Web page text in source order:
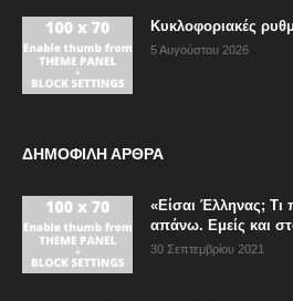
Κυκλοφοριακές
5 Αυγούστου 2026
ΔΗΜΟΦΙΛΗ ΑΡΘΡΑ
«Είσαι Έλληνας;
απάνω. Εμείς και
30 Σεπτεμβρίου 2021